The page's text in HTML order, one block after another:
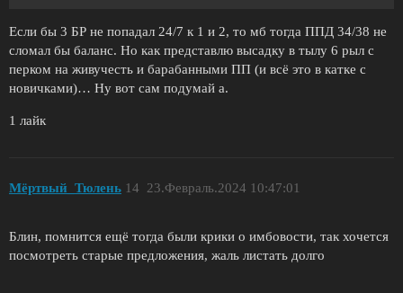
Если бы 3 БР не попадал 24/7 к 1 и 2, то мб тогда ППД 34/38 не
сломал бы баланс. Но как представлю высадку в тылу 6 рыл с
перком на живучесть и барабанными ПП (и всё это в катке с
новичками)… Ну вот сам подумай а.
1 лайк
Мёртвый_Тюлень 23.Февраль.2024 10:47:01
14
Блин, помнится ещё тогда были крики о имбовости, так хочется
посмотреть старые предложения, жаль листать долго